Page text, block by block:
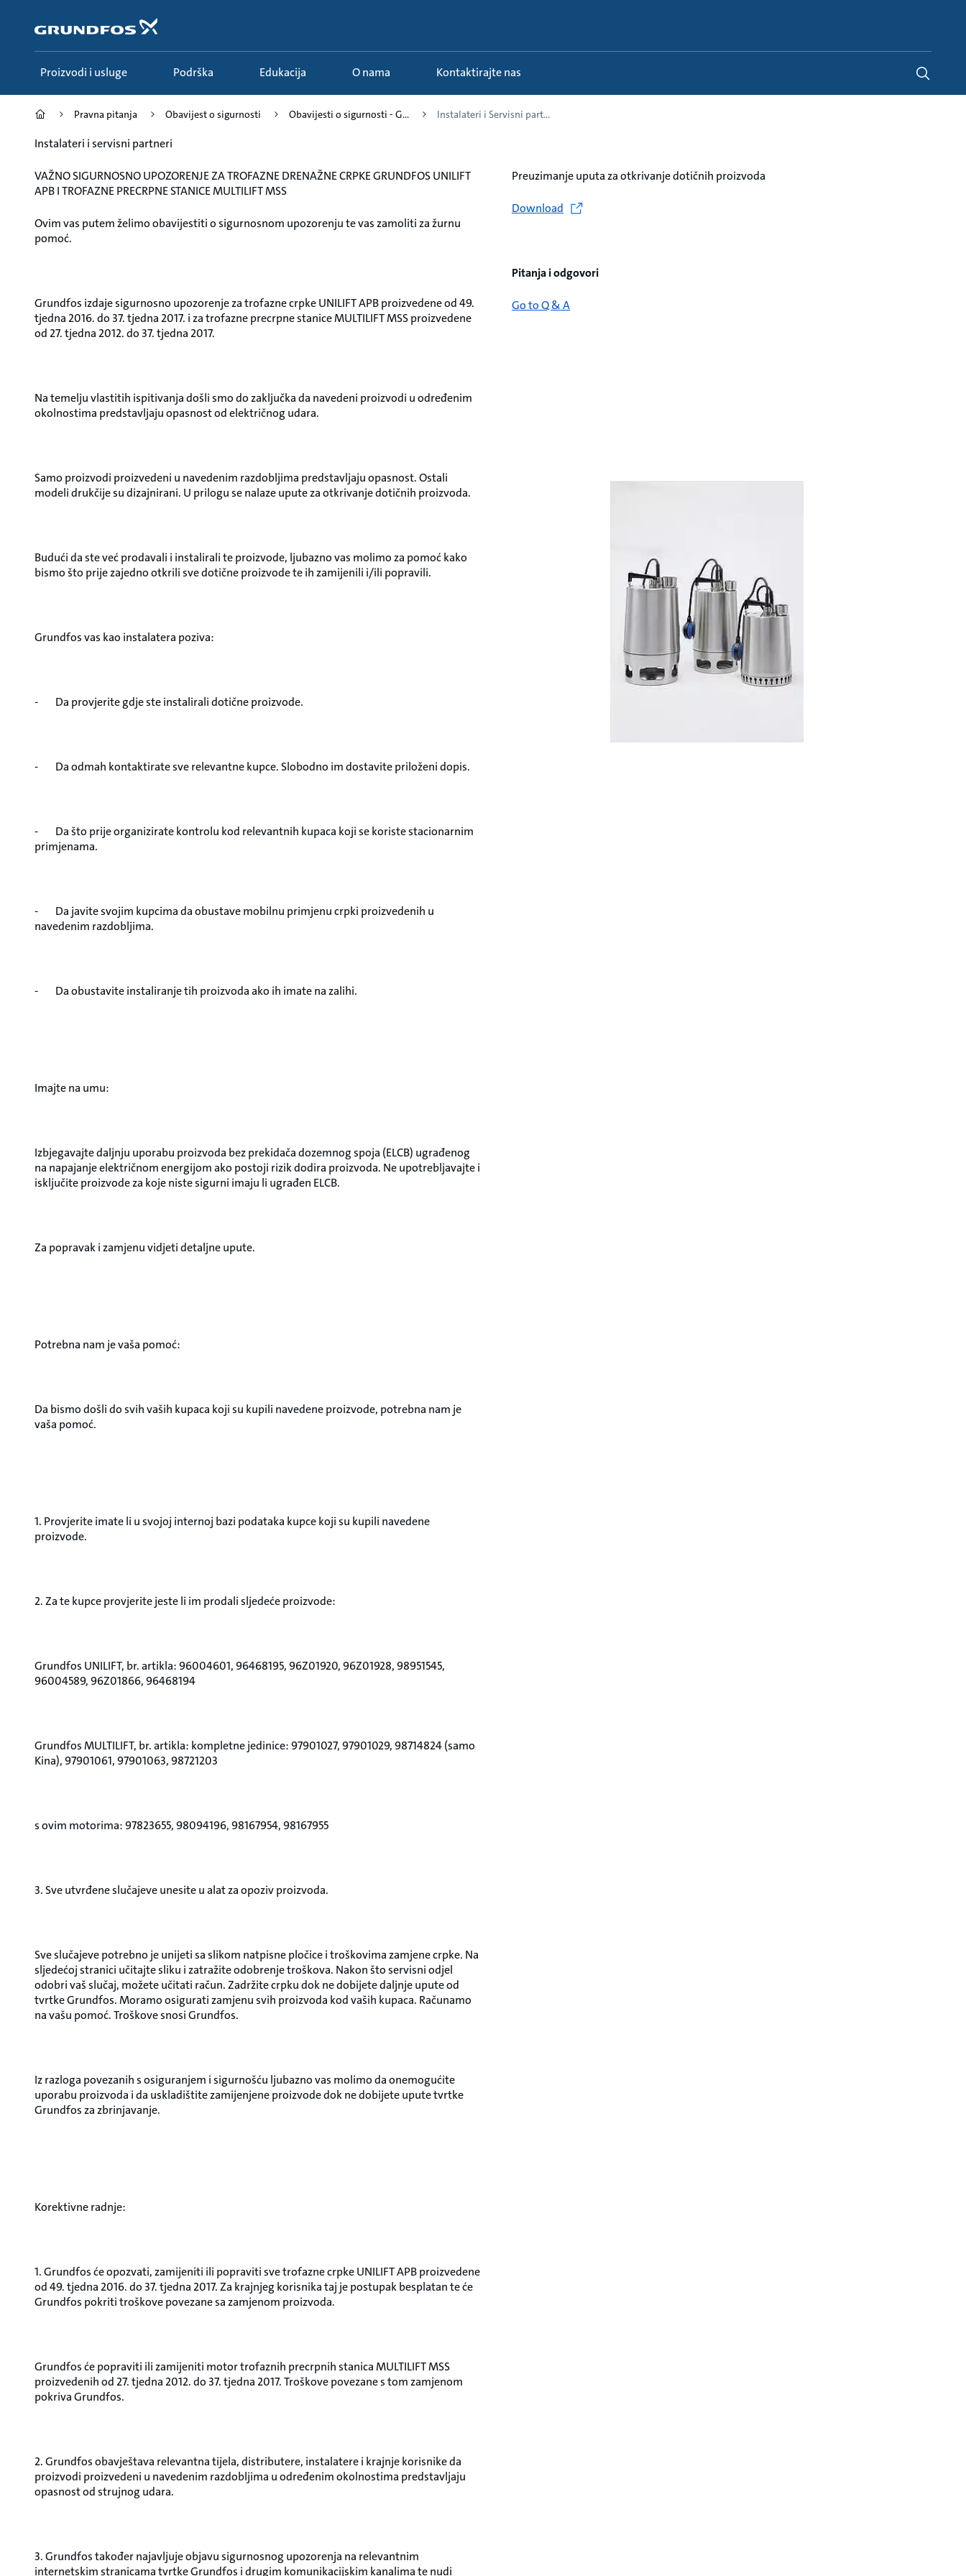
stranicu
Proizvodi i usluge Podrška Edukacija O nama Kontaktirajte nas
Pravna pitanja Obavijest o sigurnosti Obavijesti o sigurnosti - G... Instalateri i Servisni part...
Instalateri i servisni partneri
VAŽNO SIGURNOSNO UPOZORENJE ZA TROFAZNE DRENAŽNE CRPKE GRUNDFOS UNILIFT
APB I TROFAZNE PRECRPNE STANICE MULTILIFT MSS
Ovim vas putem želimo obavijestiti o sigurnosnom upozorenju te vas zamoliti za žurnu
pomoć.
Grundfos izdaje sigurnosno upozorenje za trofazne crpke UNILIFT APB proizvedene od 49.
tjedna 2016. do 37. tjedna 2017. i za trofazne precrpne stanice MULTILIFT MSS proizvedene
od 27. tjedna 2012. do 37. tjedna 2017.
Na temelju vlastitih ispitivanja došli smo do zaključka da navedeni proizvodi u određenim
okolnostima predstavljaju opasnost od električnog udara.
Samo proizvodi proizvedeni u navedenim razdobljima predstavljaju opasnost. Ostali
modeli drukčije su dizajnirani. U prilogu se nalaze upute za otkrivanje dotičnih proizvoda.
Budući da ste već prodavali i instalirali te proizvode, ljubazno vas molimo za pomoć kako
bismo što prije zajedno otkrili sve dotične proizvode te ih zamijenili i/ili popravili.
Grundfos vas kao instalatera poziva:
- Da provjerite gdje ste instalirali dotične proizvode.
- Da odmah kontaktirate sve relevantne kupce. Slobodno im dostavite priloženi dopis.
- Da što prije organizirate kontrolu kod relevantnih kupaca koji se koriste stacionarnim
primjenama.
- Da javite svojim kupcima da obustave mobilnu primjenu crpki proizvedenih u
navedenim razdobljima.
- Da obustavite instaliranje tih proizvoda ako ih imate na zalihi.
Imajte na umu:
Izbjegavajte daljnju uporabu proizvoda bez prekidača dozemnog spoja (ELCB) ugrađenog
na napajanje električnom energijom ako postoji rizik dodira proizvoda. Ne upotrebljavajte i
isključite proizvode za koje niste sigurni imaju li ugrađen ELCB.
Za popravak i zamjenu vidjeti detaljne upute.
Potrebna nam je vaša pomoć:
Da bismo došli do svih vaših kupaca koji su kupili navedene proizvode, potrebna nam je
vaša pomoć.
1. Provjerite imate li u svojoj internoj bazi podataka kupce koji su kupili navedene
proizvode.
2. Za te kupce provjerite jeste li im prodali sljedeće proizvode:
Grundfos UNILIFT, br. artikla: 96004601, 96468195, 96Z01920, 96Z01928, 98951545,
96004589, 96Z01866, 96468194
Grundfos MULTILIFT, br. artikla: kompletne jedinice: 97901027, 97901029, 98714824 (samo
Kina), 97901061, 97901063, 98721203
s ovim motorima: 97823655, 98094196, 98167954, 98167955
3. Sve utvrđene slučajeve unesite u alat za opoziv proizvoda.
Sve slučajeve potrebno je unijeti sa slikom natpisne pločice i troškovima zamjene crpke. Na
sljedećoj stranici učitajte sliku i zatražite odobrenje troškova. Nakon što servisni odjel
odobri vaš slučaj, možete učitati račun. Zadržite crpku dok ne dobijete daljnje upute od
tvrtke Grundfos. Moramo osigurati zamjenu svih proizvoda kod vaših kupaca. Računamo
na vašu pomoć. Troškove snosi Grundfos.
Iz razloga povezanih s osiguranjem i sigurnošću ljubazno vas molimo da onemogućite
uporabu proizvoda i da uskladištite zamijenjene proizvode dok ne dobijete upute tvrtke
Grundfos za zbrinjavanje.
Korektivne radnje:
1. Grundfos će opozvati, zamijeniti ili popraviti sve trofazne crpke UNILIFT APB proizvedene
od 49. tjedna 2016. do 37. tjedna 2017. Za krajnjeg korisnika taj je postupak besplatan te će
Grundfos pokriti troškove povezane sa zamjenom proizvoda.
Grundfos će popraviti ili zamijeniti motor trofaznih precrpnih stanica MULTILIFT MSS
proizvedenih od 27. tjedna 2012. do 37. tjedna 2017. Troškove povezane s tom zamjenom
pokriva Grundfos.
2. Grundfos obavještava relevantna tijela, distributere, instalatere i krajnje korisnike da
proizvodi proizvedeni u navedenim razdobljima u određenim okolnostima predstavljaju
opasnost od strujnog udara.
3. Grundfos također najavljuje objavu sigurnosnog upozorenja na relevantnim
internetskim stranicama tvrtke Grundfos i drugim komunikacijskim kanalima te nudi
Preuzimanje uputa za otkrivanje dotičnih proizvoda
Download
Pitanja i odgovori
Go to Q & A